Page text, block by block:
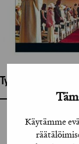
Käytämme
Työhön